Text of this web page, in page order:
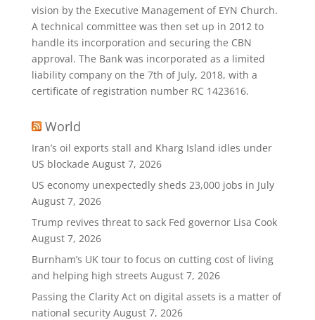
vision by the Executive Management of EYN Church.
A technical committee was then set up in 2012 to
handle its incorporation and securing the CBN
approval. The Bank was incorporated as a limited
liability company on the 7th of July, 2018, with a
certificate of registration number RC 1423616.
World
Iran’s oil exports stall and Kharg Island idles under
US blockade August 7, 2026
US economy unexpectedly sheds 23,000 jobs in July
August 7, 2026
Trump revives threat to sack Fed governor Lisa Cook
August 7, 2026
Burnham’s UK tour to focus on cutting cost of living
and helping high streets August 7, 2026
Passing the Clarity Act on digital assets is a matter of
national security August 7, 2026